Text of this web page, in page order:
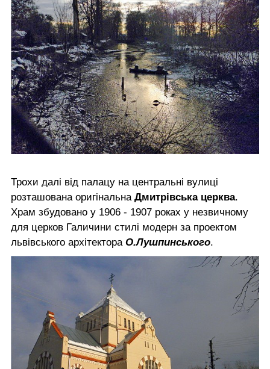
Трохи далі від палацу на центральні вулиці
розташована оригінальна Дмитрівська церква.
Храм збудовано у 1906 - 1907 роках у незвичному
для церков Галичини стилі модерн за проектом
львівського архітектора О.Лушпинського.